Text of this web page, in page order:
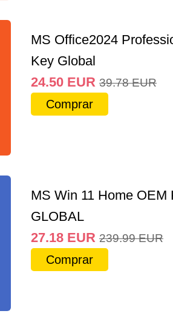
MS Office2024
Key Global
24.50 EUR 39.78 EUR
Comprar
MS Win 11 Home OEM
GLOBAL
27.18 EUR 239.99 EUR
Comprar